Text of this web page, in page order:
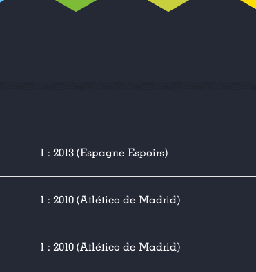
1 : 2013 (Espagne Espoirs)
1 : 2010 (Atlético de Madrid)
1 : 2010 (Atlético de Madrid)